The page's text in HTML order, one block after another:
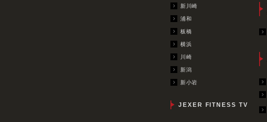
新川崎
浦和
板橋
横浜
川崎
新潟
新小岩
JEXER FITNESS TV